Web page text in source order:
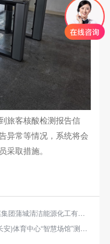
旅客核酸检测报告信
异常等情况，系统将会
采取措施。
任公司数字化智能闸机+测温人脸识别项目
馆”测温人脸识别+柱式速通门项目